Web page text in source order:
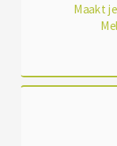
Maakt